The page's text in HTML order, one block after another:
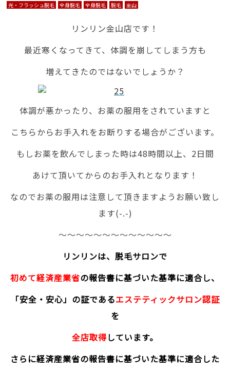
光・フラッシュ脱毛
全身脱毛 全身脱毛 脱毛 金山
リンリン金山店です！
最近寒くなってきて、体調を崩してしまう方も
増えてきたのではないでしょうか？
体調が悪かったり、お薬の服用をされていますと
こちらからお手入れをお断りする場合がございます。
もしお薬を飲んでしまった時は48時間以上、2日間
あけて頂いてからのお手入れとなります！
なのでお薬の服用は注意して頂きますようお願い致し
ます(-.-)
～～～～～～～～～～～～～
リンリンは、脱毛サロンで
初めて経済産業省の報告書に基づいた基準に適合し、
「安全・安心」の証であるエステティックサロン認証
を
全店取得しています。
さらに経済産業省の報告書に基づいた基準に適合した